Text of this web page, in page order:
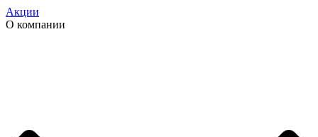
Акции
О компании